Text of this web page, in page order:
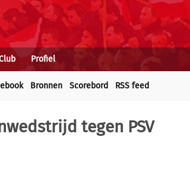
Profiel
Bronnen Scorebord RSS feed
tegen PSV